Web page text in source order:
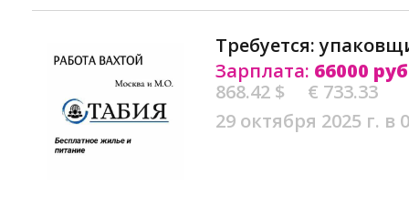
Требуется:
Зарплата: 66000
868.42 $
€ 733.33
29 октября 2025 г. в